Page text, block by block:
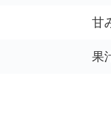
甘
果